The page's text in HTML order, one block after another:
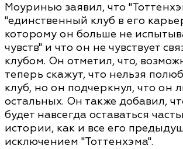
Моуринью заявил, что
"единственный клуб в его
которому он больше не
чувств" и что он не чувствует
клубом. Он отметил, что,
теперь скажут, что нельзя
клуб, но он подчеркнул, что он
остальных. Он также добавил,
будет навсегда оставаться
истории, как и все его
исключением "Тоттенхэма".